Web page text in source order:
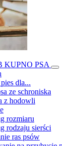
KUPNO PSA
dla...
ze schroniska
z hodowli
rozmiaru
rodzaju sierści
ras psów